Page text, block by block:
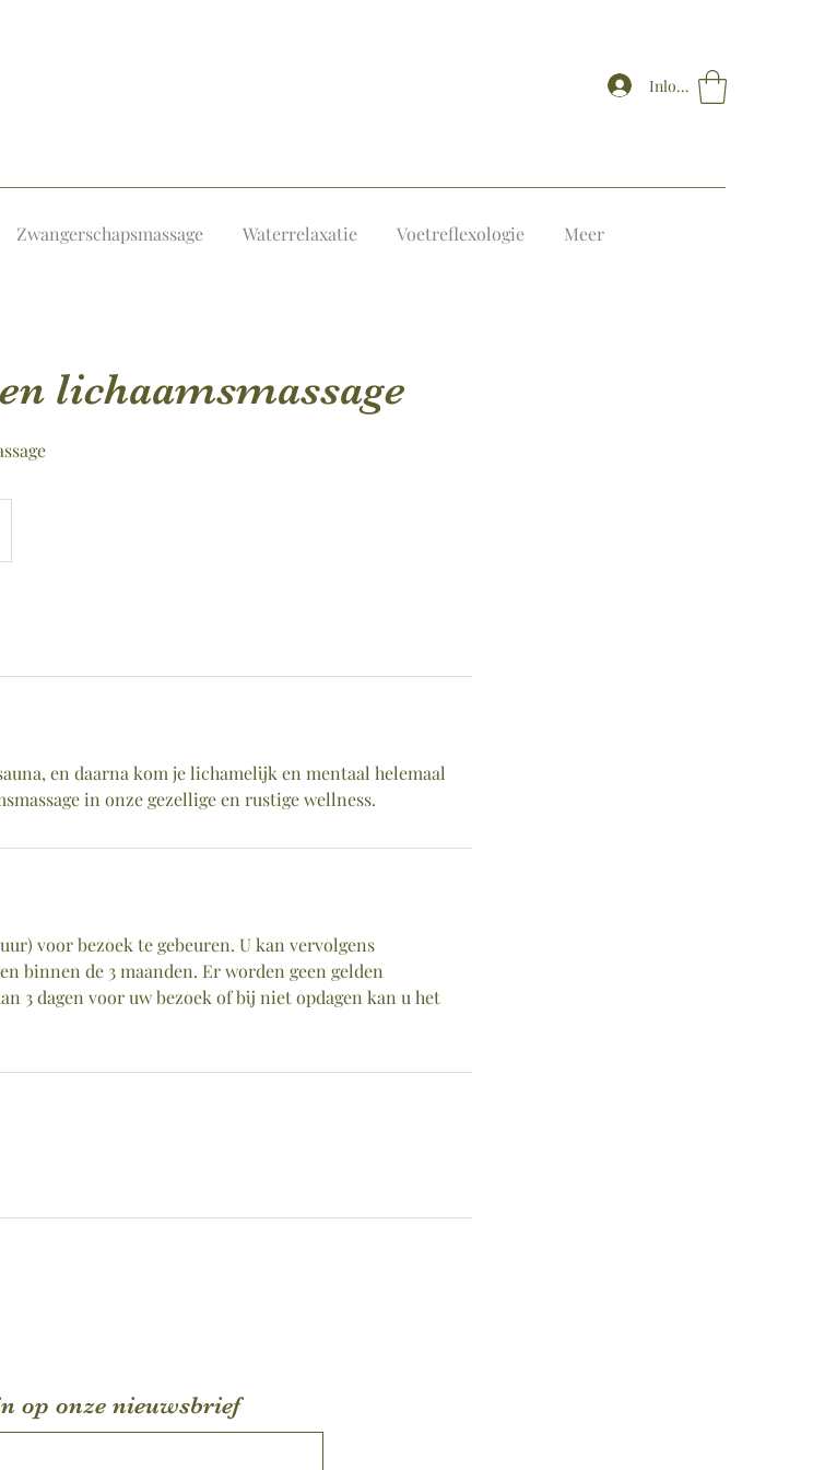
Inloggen
Zwangerschapsmassage Waterrelaxatie Voetreflexologie Meer
lichaamsmassage
en daarna kom je lichamelijk en mentaal helemaal
in onze gezellige en rustige wellness.
voor bezoek te gebeuren. U kan vervolgens
binnen de 3 maanden. Er worden geen gelden
3 dagen voor uw bezoek of bij niet opdagen kan u het
op onze nieuwsbrief